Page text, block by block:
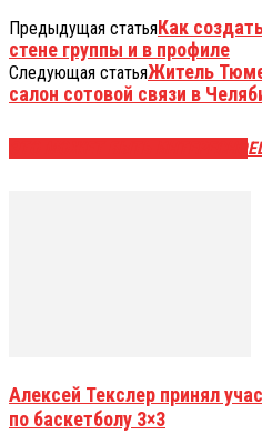
Предыдущая статьяКак
стене группы и в профиле
Следующая статьяЖитель
салон сотовой связи в
Алексей Текслер принял
по баскетболу 3×3